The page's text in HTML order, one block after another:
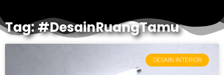
Tag: #DesainRuangTamu
DESAIN INTERIOR